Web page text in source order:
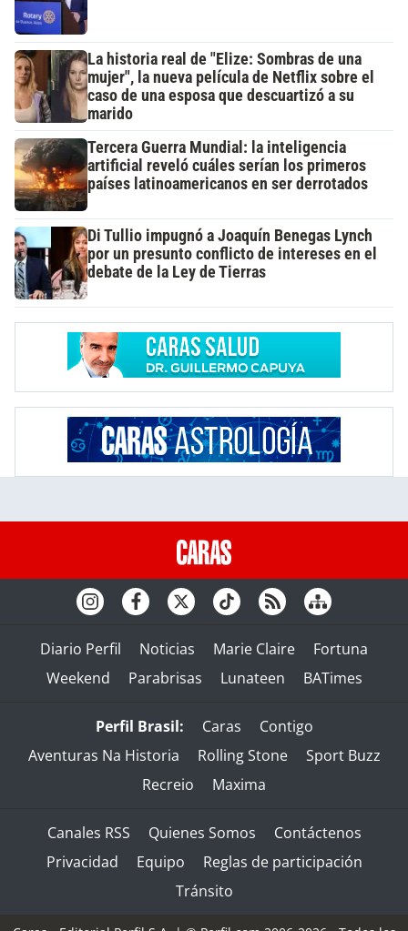
La historia real de "Elize: Sombras de una
mujer", la nueva película de Netflix sobre el
caso de una esposa que descuartizó a su
marido
Tercera Guerra Mundial: la inteligencia
artificial reveló cuáles serían los primeros
países latinoamericanos en ser derrotados
Di Tullio impugnó a Joaquín Benegas Lynch
por un presunto conflicto de intereses en el
debate de la Ley de Tierras
Diario Perfil Noticias Marie Claire
Fortuna
Weekend
Parabrisas Lunateen BATimes
Perfil Brasil: Caras
Contigo
Aventuras Na Historia
Rolling Stone
Sport Buzz
Recreio
Maxima
Canales RSS Quienes Somos
Contáctenos
Privacidad
Equipo
Reglas de participación
Tránsito